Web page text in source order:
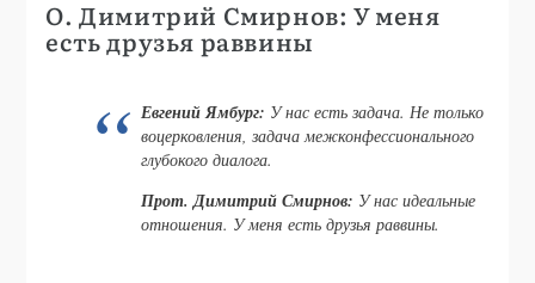
О. Димитрий Смирнов: У меня
есть друзья раввины
Евгений Ямбург: У нас есть задача. Не только
воцерковления, задача межконфессионального
глубокого диалога.
Прот. Димитрий Смирнов: У нас идеальные
отношения. У меня есть друзья раввины.